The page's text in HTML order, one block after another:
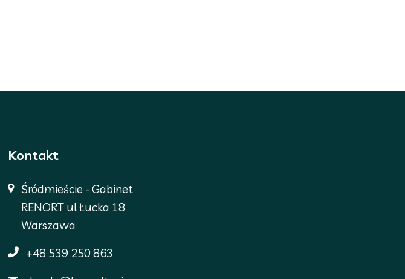
Kontakt
Śródmieście - Gabinet
RENORT ul Łucka 18
Warszawa
+48 539 250 863